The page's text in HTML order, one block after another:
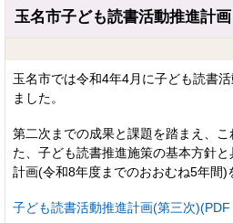
玉名市子ども読書活動推進計画
玉名市では令和4年4月に子ども読書
ました。
第二次までの成果と課題を踏まえ、
た、子ども読書推進施策の基本方針
計画(令和8年度までのおおむね5年間)
子ども読書活動推進計画(第三次